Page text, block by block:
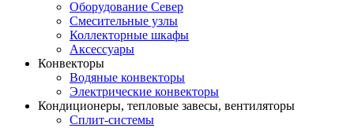
Оборудование Север
Смесительные узлы
Коллекторные шкафы
Аксессуары
Конвекторы
Водяные конвекторы
Электрические конвекторы
Кондиционеры, тепловые завесы, вентиляторы
Сплит-системы